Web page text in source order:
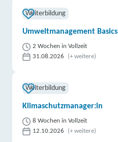
Weiterbildung
Umweltmanagement Basics
2 Wochen in Vollzeit
31.08.2026
(+ weitere)
Weiterbildung
Klimaschutzmanager:in
8 Wochen in Vollzeit
12.10.2026
(+ weitere)